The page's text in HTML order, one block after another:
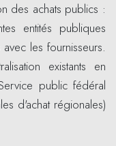
des achats publics :
entités publiques
les fournisseurs.
existants en
public fédéral
d'achat régionales)